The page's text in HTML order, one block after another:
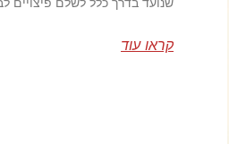
קראו עוד